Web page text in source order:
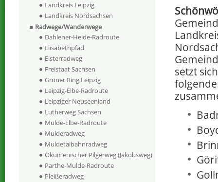
setzt
Landkreis Leipzig
Landkreis Nordsachsen
Radwege/Wanderwege
Dahlener-Heide-Radroute
Elisabethpfad
Elsterradweg
Freistaat Sachsen
Grüner Ring Leipzig
Leipzig-Elbe-Radroute
Leipziger Neuseenland
Lutherweg Sachsen
Mulde-Elbe-Radroute
Mulderadweg
Muldetalbahnradweg
Ökumenischer Pilgerweg (Jakobsweg)
Parthe-Mulde-Radroute
Pleißeradweg